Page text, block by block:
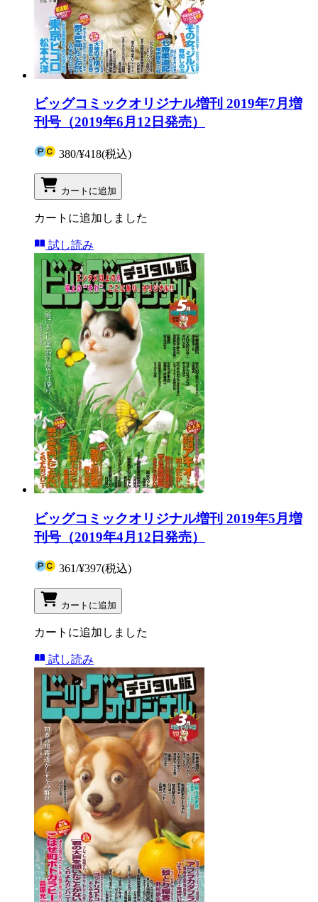
ビッグコミックオリジナル増刊 2019年7月増
刊号（2019年6月12日発売）
380/¥418(税込)
カートに追加
カートに追加しました
試し読み
ビッグコミックオリジナル増刊 2019年5月増
刊号（2019年4月12日発売）
361/¥397(税込)
カートに追加
カートに追加しました
試し読み